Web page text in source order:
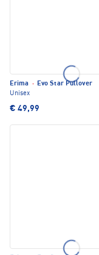
Erima · Evo Star Pullover
Unisex
€ 49,99